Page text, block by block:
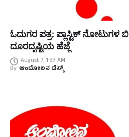
ಓದುಗರ ಪತ್ರ: ಪ್ಲಾಸ್ಟಿಕ್ ನೋಟುಗಳ
ದೂರದೃಷ್ಟಿಯ ಹೆಜ್ಜೆ
August 7, 1:37 AM
By ಆಂದೋಲನ ಡೆಸ್ಕ್